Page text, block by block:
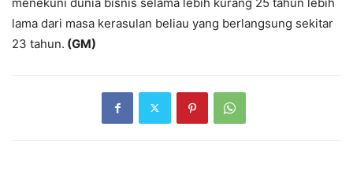
lama dari masa kerasulan beliau yang berlangsung sekitar
23 tahun. (GM)